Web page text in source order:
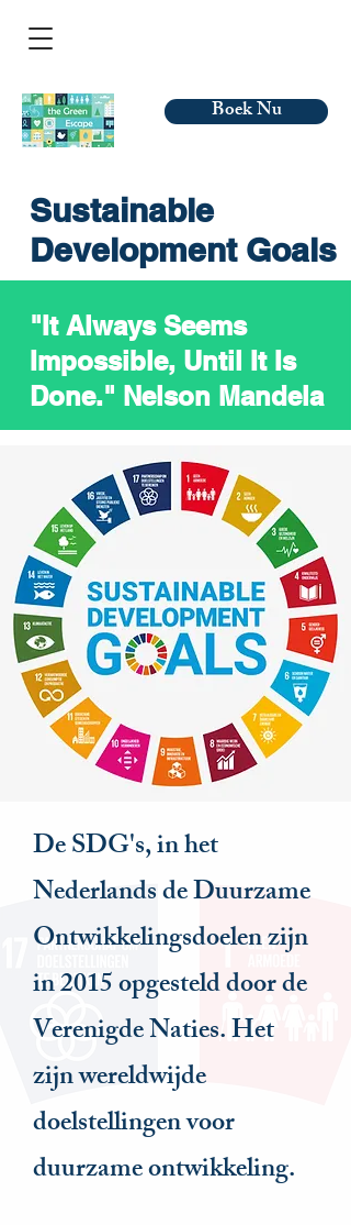
Boek Nu
Sustainable
Development Goals
"It Always Seems
Impossible, Until It Is
Done." Nelson Mandela
De SDG's, in het
Nederlands de Duurzame
Ontwikkelingsdoelen zijn
in 2015 opgesteld door de
Verenigde Naties. Het
zijn wereldwijde
doelstellingen voor
duurzame ontwikkeling.